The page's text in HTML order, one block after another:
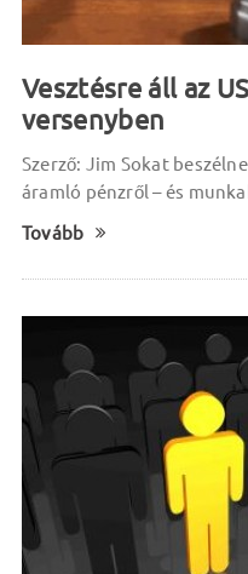
Vesztésre áll az
versenyben
Szerző: Jim Sokat
áramló pénzről – és
Tovább